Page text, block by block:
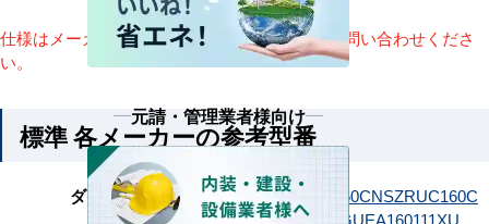
仕様はメーカーによって異なります。詳細はお問い合わせくださ
い。
標準 各メーカーの参考型番
ダイキン SZRC160CSZRC160CNSZRUC160C
GUEA160111MUB
GUEA160111XU
元請・管理業者様向け